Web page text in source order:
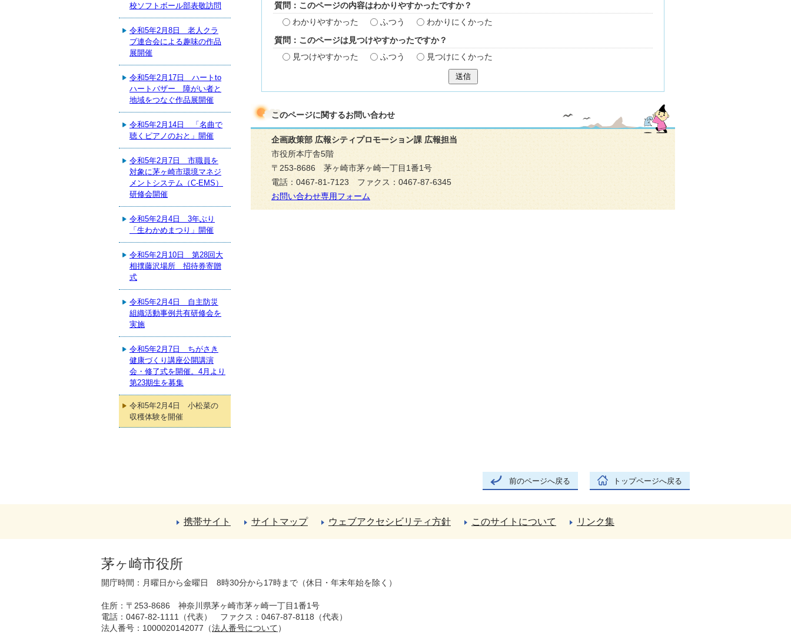
質問：このページの内容はわかりやすかったですか？
わかりやすかった
ふつう わかりにくかった
質問：このページは見つけやすかったですか？
見つけやすかった
ふつう 見つけにくかった
送信
このページに関するお問い合わせ
企画政策部 広報シティプロモーション課 広報担当
市役所本庁舎5階
〒253-8686 茅ヶ崎市茅ヶ崎一丁目1番1号
電話：0467-81-7123 ファクス：0467-87-6345
お問い合わせ専用フォーム
校ソフトボール部表敬訪問
令和5年2月8日 老人クラ
ブ連合会による趣味の作品
展開催
令和5年2月17日 ハートto
ハートバザー 障がい者と
地域をつなぐ作品展開催
令和5年2月14日 「名曲で
聴くピアノのおと」開催
令和5年2月7日 市職員を
対象に茅ヶ崎市環境マネジ
メントシステム（C-EMS）
研修会開催
令和5年2月4日 3年ぶり
「生わかめまつり」開催
令和5年2月10日 第28回大
相撲藤沢場所 招待券寄贈
式
令和5年2月4日 自主防災
組織活動事例共有研修会を
実施
令和5年2月7日 ちがさき
健康づくり講座公開講演
会・修了式を開催。4月より
第23期生を募集
令和5年2月4日 小松菜の
収穫体験を開催
前のページへ戻る トップページへ戻る
携帯サイト サイトマップ ウェブアクセシビリティ方針 このサイトについて リンク集
茅ヶ崎市役所
開庁時間：月曜日から金曜日 8時30分から17時まで（休日・年末年始を除く）
住所：〒253-8686 神奈川県茅ヶ崎市茅ヶ崎一丁目1番1号
電話：0467-82-1111（代表） ファクス：0467-87-8118（代表）
法人番号：1000020142077（法人番号について）